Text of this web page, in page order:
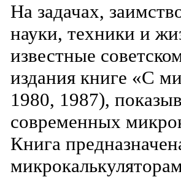
На задачах,
науки, техники и
известные
издания книге «С
1980, 1987),
современных
Книга